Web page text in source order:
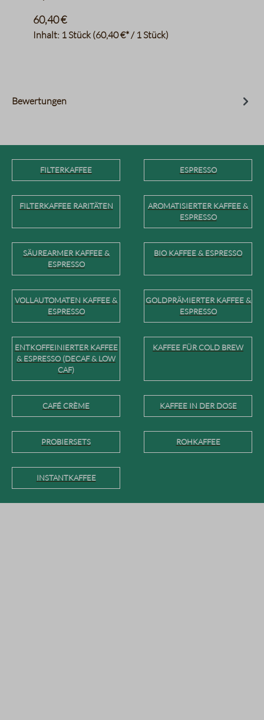
Inhalt: 1 Stück(60,40 €* / 1 Stück)
60,40 €
Bewertungen
FILTERKAFFEE ESPRESSO
FILTERKAFFEE RARITÄTEN
AROMATISIERTER KAFFEE &
ESPRESSO
SÄUREARMER KAFFEE &
ESPRESSO
BIO KAFFEE & ESPRESSO
VOLLAUTOMATEN KAFFEE &
ESPRESSO
GOLDPRÄMIERTER KAFFEE &
ESPRESSO
ENTKOFFEINIERTER KAFFEE
& ESPRESSO (DECAF & LOW
CAF)
KAFFEE FÜR COLD BREW
CAFÉ CRÈME KAFFEE IN DER DOSE
PROBIERSETS ROHKAFFEE
INSTANTKAFFEE